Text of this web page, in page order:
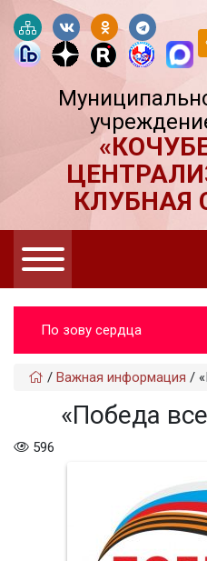
КЛУБНАЯ
По зову сердца
/ Важная информация /
«Победа
596